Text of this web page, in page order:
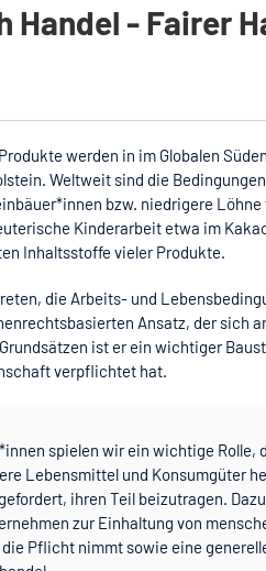
Handel - Fairer
werden in im Globalen
Weltweit sind die
bzw. niedrigere
Kinderarbeit etwa im
Inhaltsstoffe vieler Produkte.
die Arbeits- und
Ansatz, der sich
ist er ein wichtiger
verpflichtet hat.
spielen wir ein wichtige Rolle,
Lebensmittel und Konsumgüter
ihren Teil beizutragen.
zur Einhaltung von
Pflicht nimmt sowie eine